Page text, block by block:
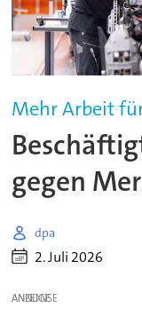
Mehr Arbeit
gegen
dpa
2. Juli 2026
ANZEIGE